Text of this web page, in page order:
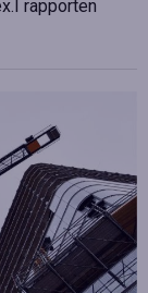
rapporten